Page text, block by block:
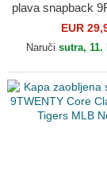
plava snapback
Crown Player
Tigers MLB New
EUR
Naruči sutra,